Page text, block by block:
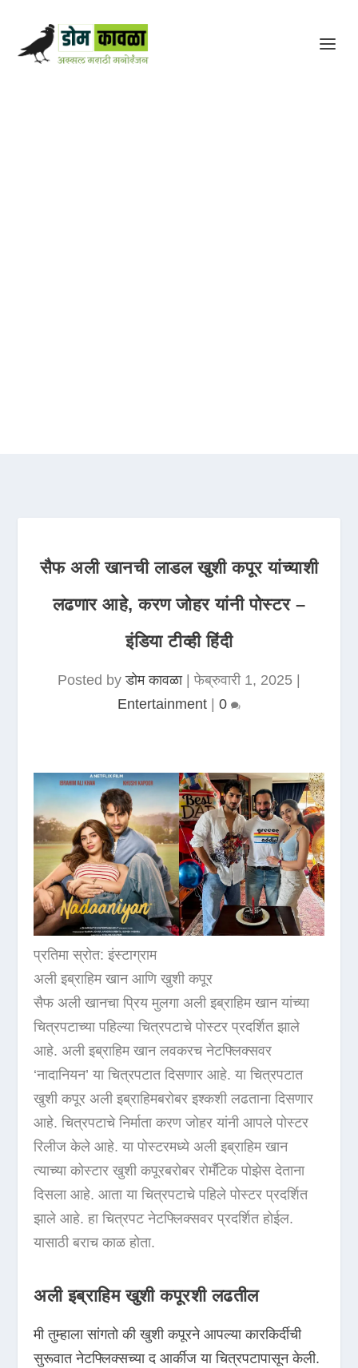
सैफ अली खानची लाडल खुशी कपूर यांच्याशी
लढणार आहे, करण जोहर यांनी पोस्टर –
इंडिया टीव्ही हिंदी
Posted byडोम कावळा|फेब्रुवारी 1, 2025
Entertainment
0
प्रतिमा स्रोत: इंस्टाग्राम
अली इब्राहिम खान आणि खुशी कपूर
सैफ अली खानचा प्रिय मुलगा अली इब्राहिम खान यांच्या
चित्रपटाच्या पहिल्या चित्रपटाचे पोस्टर प्रदर्शित झाले
आहे. अली इब्राहिम खान लवकरच नेटफ्लिक्सवर
‘नादानियन’ या चित्रपटात दिसणार आहे. या चित्रपटात
खुशी कपूर अली इब्राहिमबरोबर इश्कशी लढताना दिसणार
आहे. चित्रपटाचे निर्माता करण जोहर यांनी आपले पोस्टर
रिलीज केले आहे. या पोस्टरमध्ये अली इब्राहिम खान
त्याच्या कोस्टार खुशी कपूरबरोबर रोमँटिक पोझेस देताना
दिसला आहे. आता या चित्रपटाचे पहिले पोस्टर प्रदर्शित
झाले आहे. हा चित्रपट नेटफ्लिक्सवर प्रदर्शित होईल.
यासाठी बराच काळ होता.
अली इब्राहिम खुशी कपूरशी लढतील
मी तुम्हाला सांगतो की खुशी कपूरने आपल्या कारकिर्दीची
सुरूवात नेटफ्लिक्सच्या द आर्कीज या चित्रपटापासून केली.